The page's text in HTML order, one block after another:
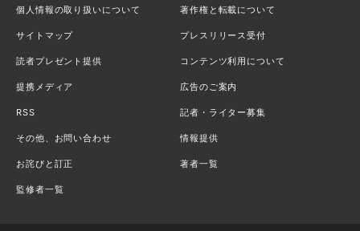
個人情報の取り扱いについて 著作権と転載について
サイトマップ プレスリリース受付
読者プレゼント提供 コンテンツ利用について
提携メディア 広告のご案内
RSS 記者・ライター募集
その他、お問い合わせ 情報提供
お詫びと訂正 著者一覧
監修者一覧